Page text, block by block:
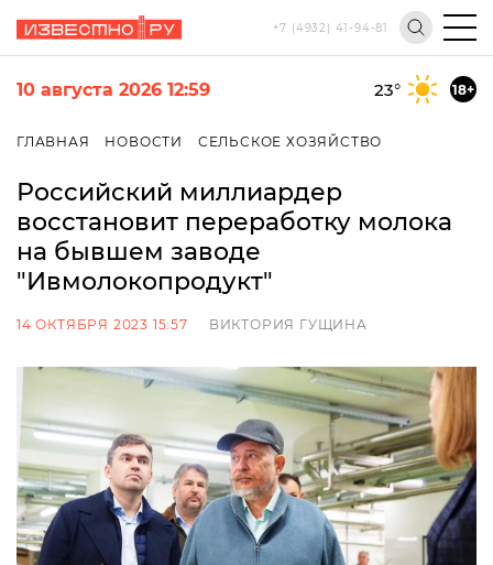
+7 (4932) 41-94-81
10 августа 2026 12:59 23° 18+
ГЛАВНАЯ НОВОСТИ СЕЛЬСКОЕ ХОЗЯЙСТВО
Российский миллиардер
восстановит переработку молока
на бывшем заводе
"Ивмолокопродукт"
14 ОКТЯБРЯ 2023 15:57 ВИКТОРИЯ ГУЩИНА